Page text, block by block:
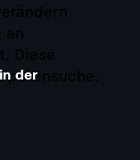
an
Diese
der